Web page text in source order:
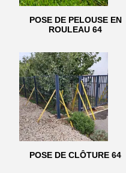
POSE DE PELOUSE EN
ROULEAU 64
POSE DE CLÔTURE 64